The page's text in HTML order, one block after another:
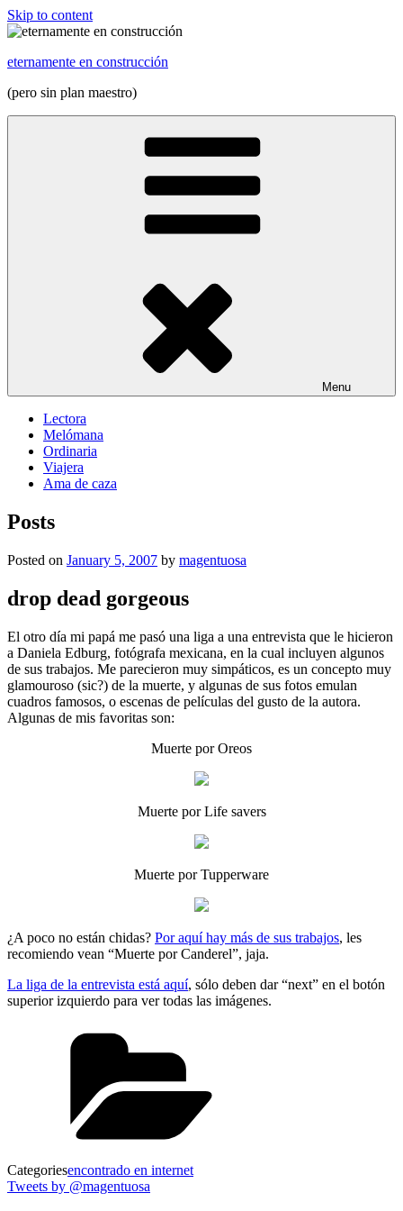
Skip to content
eternamente en construcción
(pero sin plan maestro)
Menu
Lectora
Melómana
Ordinaria
Viajera
Ama de caza
Posts
Posted on January 5, 2007 by magentuosa
drop dead gorgeous
El otro día mi papá me pasó una liga a una entrevista que le hicieron
a Daniela Edburg, fotógrafa mexicana, en la cual incluyen algunos
de sus trabajos. Me parecieron muy simpáticos, es un concepto muy
glamouroso (sic?) de la muerte, y algunas de sus fotos emulan
cuadros famosos, o escenas de películas del gusto de la autora.
Algunas de mis favoritas son:
Muerte por Oreos
Muerte por Life savers
Muerte por Tupperware
¿A poco no están chidas? Por aquí hay más de sus trabajos, les
recomiendo vean “Muerte por Canderel”, jaja.
La liga de la entrevista está aquí, sólo deben dar “next” en el botón
superior izquierdo para ver todas las imágenes.
Categoriesencontrado en internet
Tweets by @magentuosa